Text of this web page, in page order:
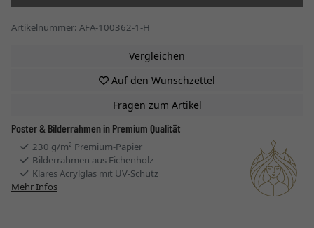
Artikelnummer: AFA-100362-1-H
Vergleichen
Auf den Wunschzettel
Fragen zum Artikel
Poster & Bilderrahmen in Premium Qualität
230 g/m² Premium-Papier
Bilderrahmen aus Eichenholz
Klares Acrylglas mit UV-Schutz
Mehr Infos